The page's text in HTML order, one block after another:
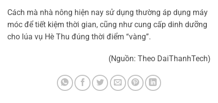
Cách mà nhà nông hiện nay sử dụng thường áp dụng máy
móc để tiết kiệm thời gian, cũng như cung cấp dinh dưỡng
cho lúa vụ Hè Thu đúng thời điểm “vàng”.
(Nguồn: Theo DaiThanhTech)